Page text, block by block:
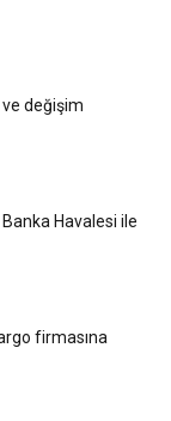
ve değişim
Havalesi ile
firmasına